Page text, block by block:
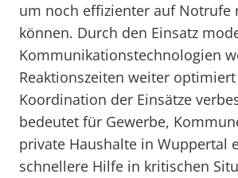
um noch effizienter auf Notrufe
können. Durch den Einsatz
Kommunikationstechnologien
Reaktionszeiten weiter
Koordination der Einsätze
bedeutet für Gewerbe,
private Haushalte in Wuppertal
schnellere Hilfe in kritischen